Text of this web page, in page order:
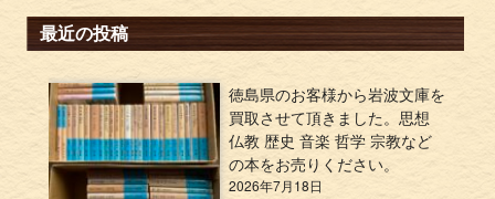
最近の投稿
徳島県のお客様から岩波文庫を
買取させて頂きました。思想
仏教 歴史 音楽 哲学 宗教など
の本をお売りください。
2026年7月18日